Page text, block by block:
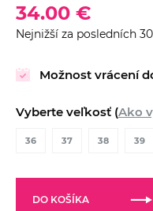
34.00 €
Nejnižší za posledních
Možnost vrácení
Vyberte veľkosť (Ako
36 37 38 39
DO KOŠÍKA